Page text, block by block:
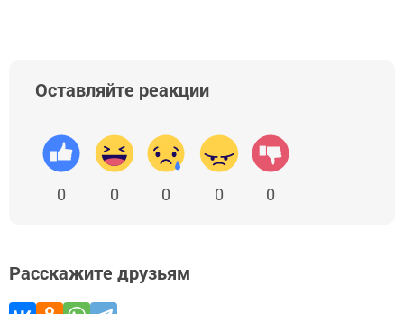
Оставляйте реакции
0 0 0 0 0
Расскажите друзьям